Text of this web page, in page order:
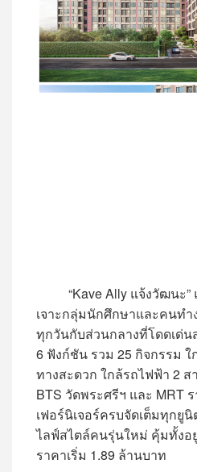
“Kave Ally แจ้งวัฒนะ”
เจาะกลุ่มนักศึกษาและคนทำ
ทุกวันกับส่วนกลางที่โดดเด่น
6 ฟังก์ชัน รวม 25 กิจกรรม
ทางสะดวก ใกล้รถไฟฟ้า 2 ส
BTS วัดพระศรีฯ และ MRT
เฟอร์นิเจอร์ครบจัดเต็มทุกยู
ไลฟ์สไตล์คนรุ่นใหม่ คุ้มทั้งอ
ราคาเริ่ม 1.89 ล้านบาท